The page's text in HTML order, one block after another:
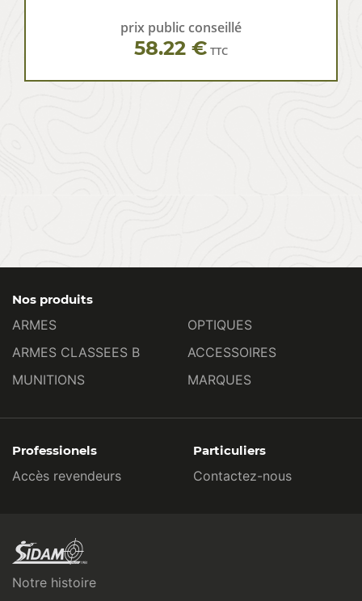
prix public conseillé
58.22 € TTC
Nos produits
ARMES
ARMES CLASSEES B
MUNITIONS
OPTIQUES
ACCESSOIRES
MARQUES
Professionels
Accès revendeurs
Particuliers
Contactez-nous
Notre histoire